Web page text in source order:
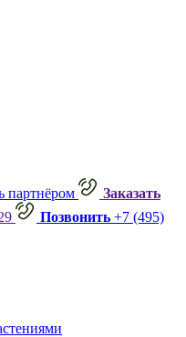
партнёром
Заказать
Позвонить +7 (495)